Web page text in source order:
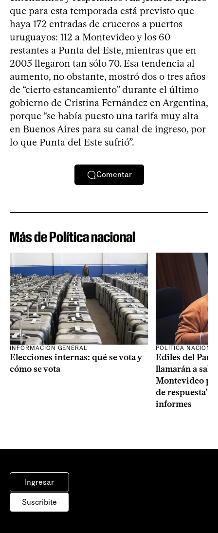
que para esta temporada está previsto que
haya 172 entradas de cruceros a puertos
uruguayos: 112 a Montevideo y los 60
restantes a Punta del Este, mientras que en
2005 llegaron tan sólo 70. Esa tendencia al
aumento, no obstante, mostró dos o tres años
de “cierto estancamiento” durante el último
gobierno de Cristina Fernández en Argentina,
porque “se había puesto una tarifa muy alta
en Buenos Aires para su canal de ingreso, por
lo que Punta del Este sufrió”.
Comentar
Más de Política nacional
INFORMACIÓN GENERAL
Elecciones internas: qué se vota y
cómo se vota
POLÍTICA
Ediles del
llamarán a sala
Montevideo
de respuesta”
informes
Ingresar
Suscribite